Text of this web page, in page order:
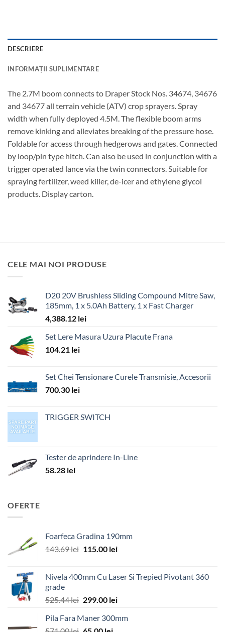
DESCRIERE
INFORMAȚII SUPLIMENTARE
The 2.7M boom connects to Draper Stock Nos. 34674, 34676
and 34677 all terrain vehicle (ATV) crop sprayers. Spray
width when fully deployed 4.5M. The flexible boom arms
remove kinking and alleviates breaking of the pressure hose.
Foldable for access through hedgerows and gates. Connected
by loop/pin type hitch. Can also be used in conjunction with a
trigger operated lance via the twin connectors. Suitable for
spraying fertilizer, weed killer, de-icer and ethylene glycol
products. Display carton.
CELE MAI NOI PRODUSE
D20 20V Brushless Sliding Compound Mitre Saw,
185mm, 1 x 5.0Ah Battery, 1 x Fast Charger
4,388.12 lei
Set Lere Masura Uzura Placute Frana
104.21 lei
Set Chei Tensionare Curele Transmisie, Accesorii
700.30 lei
TRIGGER SWITCH
Tester de aprindere In-Line
58.28 lei
OFERTE
Foarfeca Gradina 190mm
143.69lei Prețul
fost:
115.00 leiPrețul
115.00 lei.
Nivela 400mm Cu Laser Si Trepied Pivotant 360
grade
525.44lei Prețul
a
299.00 leiPrețul
este:
Pila Fara Maner 300mm